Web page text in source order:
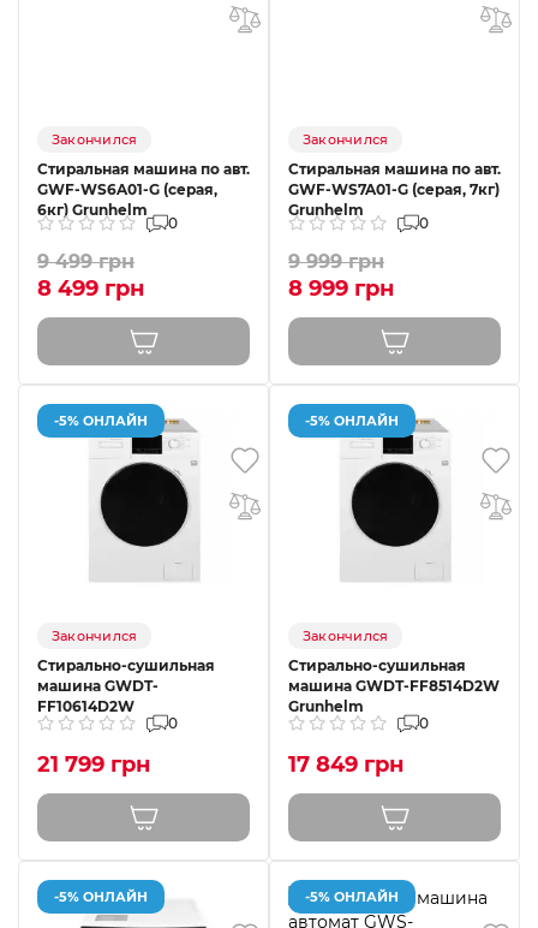
Закончился
Стиральная машина по авт.
GWF-WS6A01-G (серая,
6кг) Grunhelm
0
9 499 грн
8 499 грн
Закончился
Стиральная машина по авт.
GWF-WS7A01-G (серая, 7кг)
Grunhelm
0
9 999 грн
8 999 грн
-5% ОНЛАЙН
Закончился
Стирально-сушильная
машина GWDT-
FF10614D2W
0
21 799 грн
-5% ОНЛАЙН
Закончился
Стирально-сушильная
машина GWDT-FF8514D2W
Grunhelm
0
17 849 грн
-5% ОНЛАЙН -5% ОНЛАЙН